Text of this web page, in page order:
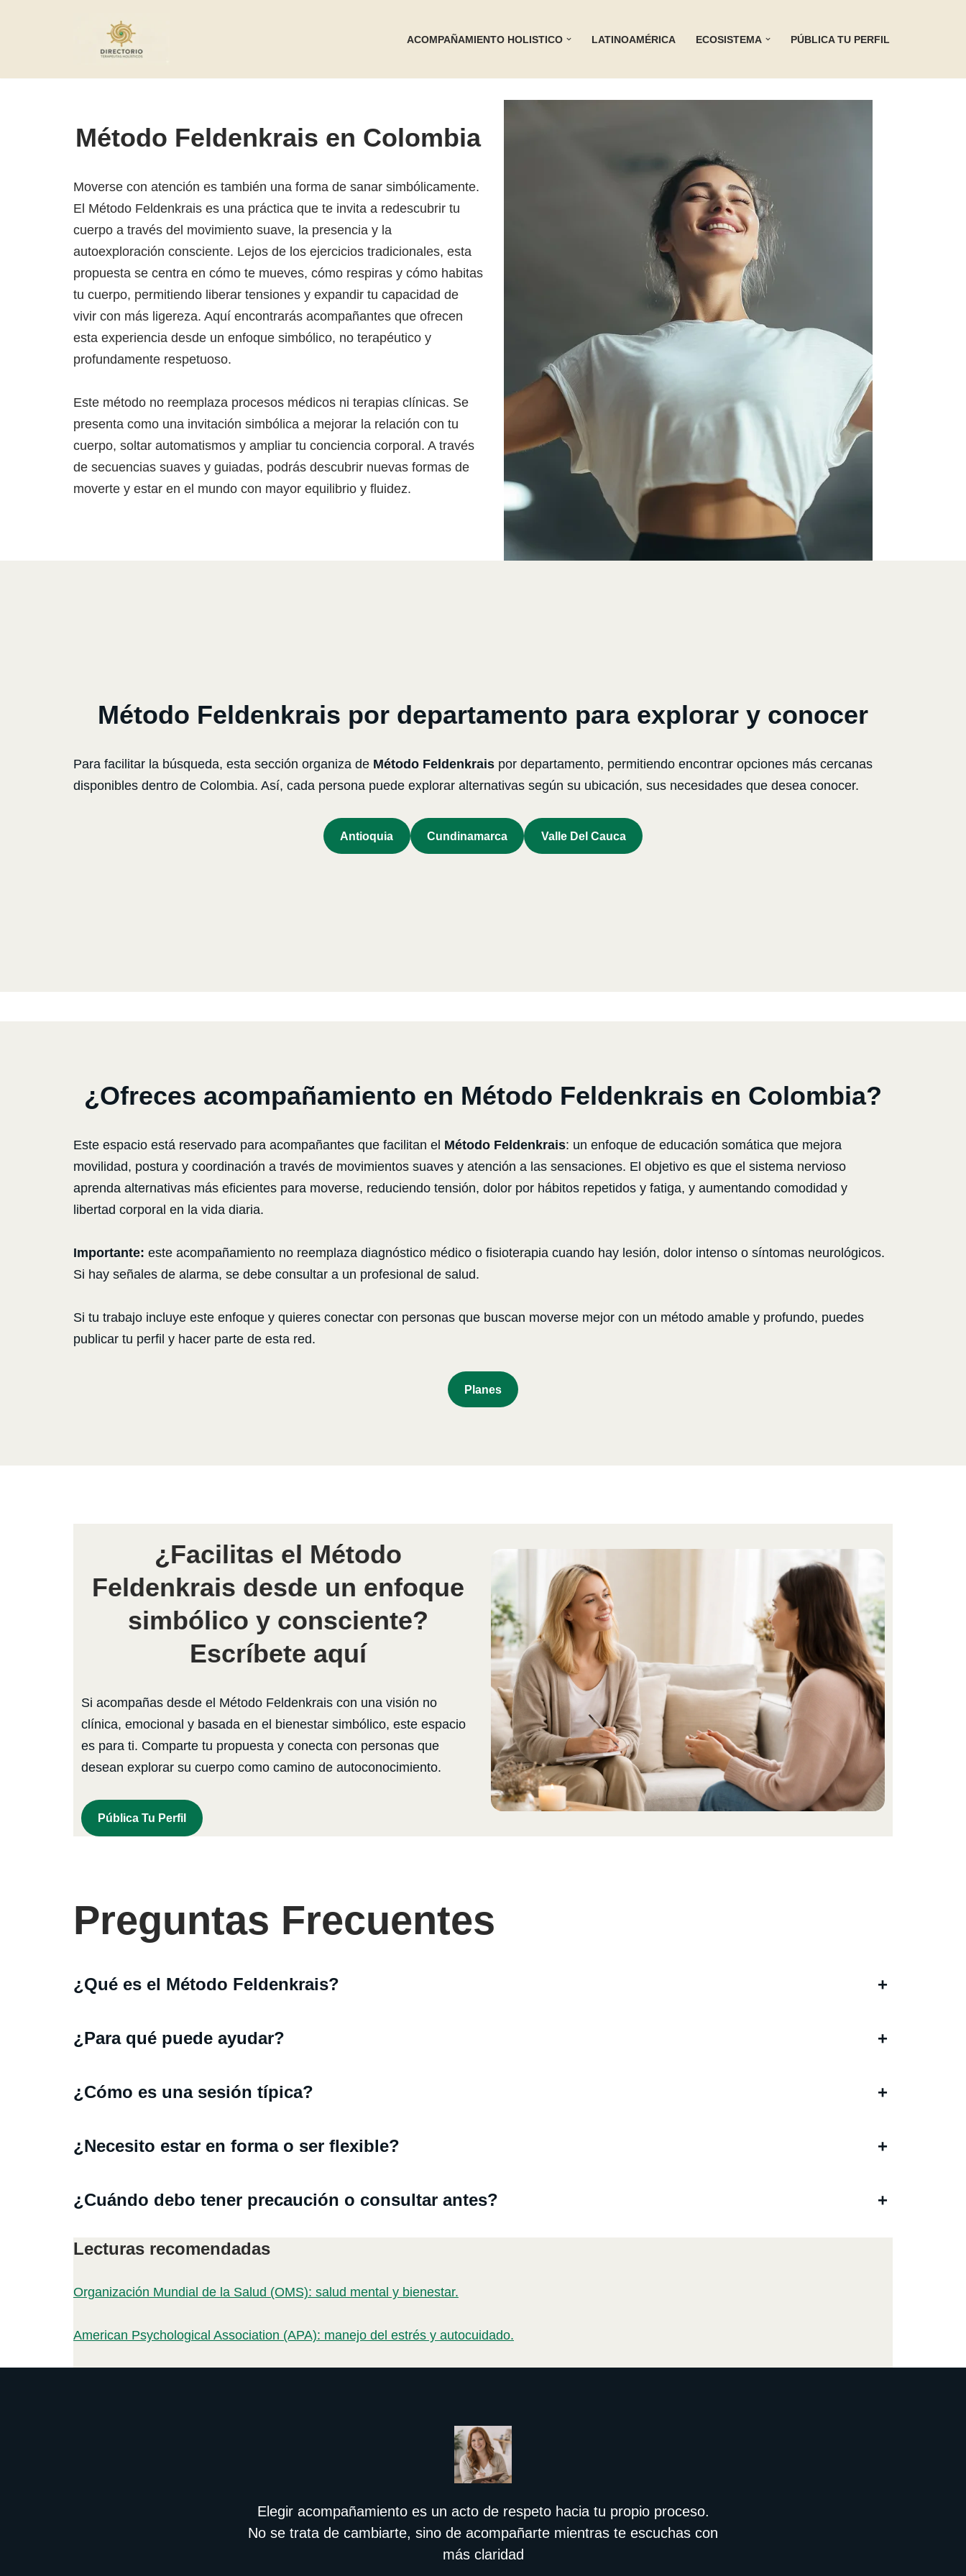
ACOMPAÑAMIENTO HOLISTICO LATINOAMÉRICA ECOSISTEMA PÚBLICA TU PERFIL
Método Feldenkrais en Colombia
Moverse con atención es también una forma de sanar simbólicamente.
El Método Feldenkrais es una práctica que te invita a redescubrir tu
cuerpo a través del movimiento suave, la presencia y la
autoexploración consciente. Lejos de los ejercicios tradicionales, esta
propuesta se centra en cómo te mueves, cómo respiras y cómo habitas
tu cuerpo, permitiendo liberar tensiones y expandir tu capacidad de
vivir con más ligereza. Aquí encontrarás acompañantes que ofrecen
esta experiencia desde un enfoque simbólico, no terapéutico y
profundamente respetuoso.
Este método no reemplaza procesos médicos ni terapias clínicas. Se
presenta como una invitación simbólica a mejorar la relación con tu
cuerpo, soltar automatismos y ampliar tu conciencia corporal. A través
de secuencias suaves y guiadas, podrás descubrir nuevas formas de
moverte y estar en el mundo con mayor equilibrio y fluidez.
Método Feldenkrais por departamento para explorar y conocer
Para facilitar la búsqueda, esta sección organiza de Método Feldenkrais por departamento, permitiendo encontrar opciones más cercanas
disponibles dentro de Colombia. Así, cada persona puede explorar alternativas según su ubicación, sus necesidades que desea conocer.
Antioquia Cundinamarca Valle Del Cauca
¿Ofreces acompañamiento en Método Feldenkrais en Colombia?
Este espacio está reservado para acompañantes que facilitan el Método Feldenkrais: un enfoque de educación somática que mejora
movilidad, postura y coordinación a través de movimientos suaves y atención a las sensaciones. El objetivo es que el sistema nervioso
aprenda alternativas más eficientes para moverse, reduciendo tensión, dolor por hábitos repetidos y fatiga, y aumentando comodidad y
libertad corporal en la vida diaria.
Importante: este acompañamiento no reemplaza diagnóstico médico o fisioterapia cuando hay lesión, dolor intenso o síntomas neurológicos.
Si hay señales de alarma, se debe consultar a un profesional de salud.
Si tu trabajo incluye este enfoque y quieres conectar con personas que buscan moverse mejor con un método amable y profundo, puedes
publicar tu perfil y hacer parte de esta red.
P Lanes
¿Facilitas el Método
Feldenkrais desde un enfoque
simbólico y consciente?
Escríbete aquí
Si acompañas desde el Método Feldenkrais con una visión no
clínica, emocional y basada en el bienestar simbólico, este espacio
es para ti. Comparte tu propuesta y conecta con personas que
desean explorar su cuerpo como camino de autoconocimiento.
Pública Tu Perfil
Preguntas Frecuentes
¿Qué es el Método Feldenkrais? +
¿Para qué puede ayudar? +
¿Cómo es una sesión típica? +
¿Necesito estar en forma o ser flexible? +
¿Cuándo debo tener precaución o consultar antes? +
Lecturas recomendadas
Organización Mundial de la Salud (OMS): salud mental y bienestar.
American Psychological Association (APA): manejo del estrés y autocuidado.
Elegir acompañamiento es un acto de respeto hacia tu propio proceso.
No se trata de cambiarte, sino de acompañarte mientras te escuchas con
más claridad